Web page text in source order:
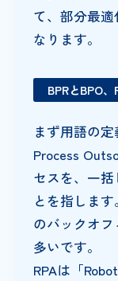
て、部分最
なります。
BPRとBPO、
まず用語の
Process
セスを、一
とを指しま
のバックオ
多いです。
RPAは「